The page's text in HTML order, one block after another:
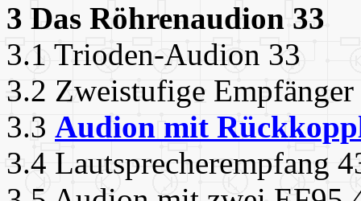
3 Das Röhrenaudion 33
3.1 Trioden-Audion 33
3.2 Zweistufige Empfänger
3.3 Audion mit
3.4 Lautsprecherempfang